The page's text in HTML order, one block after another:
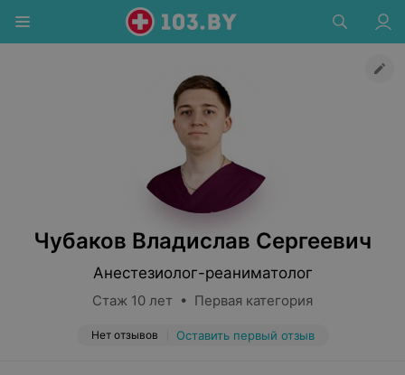
Чубаков Владислав Сергеевич
Анестезиолог-реаниматолог
Стаж 10 лет • Первая категория
Нет отзывов Оставить первый отзыв